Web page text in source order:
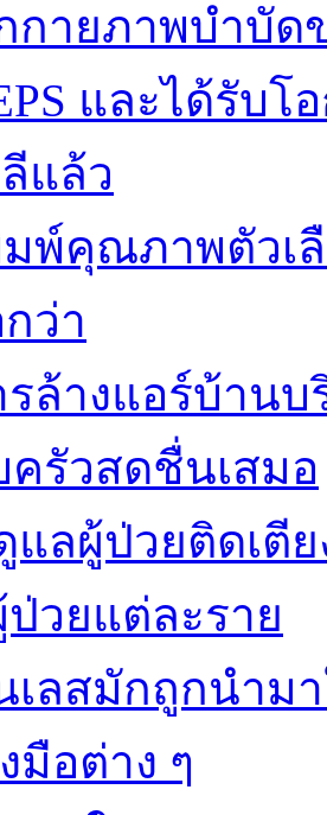
กายภาพบำบัด
และได้รับโ
แล้ว
มพ์คุณภาพตัวเ
ว่า
รล้างแอร์บ้าน
ครัวสดชื่นเสมอ
แลผู้ป่วยติดเตี
วยแต่ละราย
เลสมักถูกนำม
มือต่าง ๆ